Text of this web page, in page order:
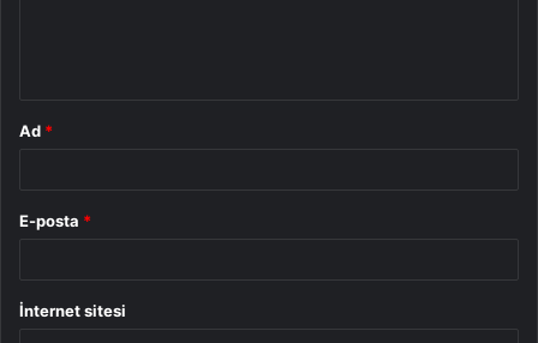
Ad *
E-posta *
İnternet sitesi